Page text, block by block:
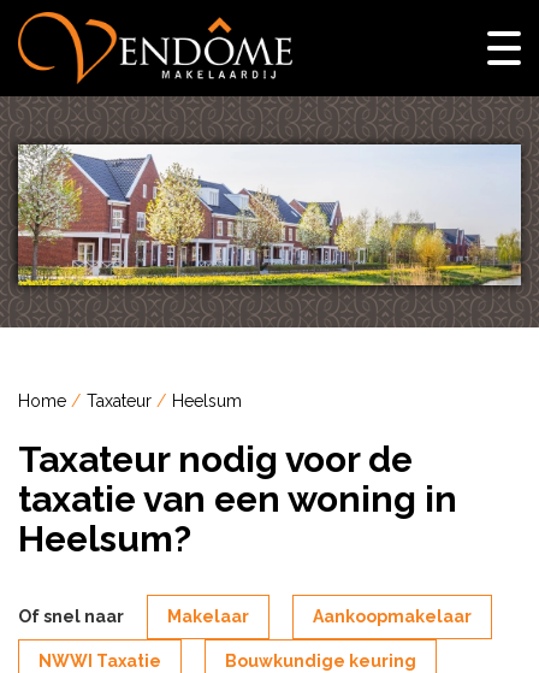
Home Taxateur Heelsum
Taxateur nodig voor de
taxatie van een woning in
Heelsum?
Of snel naar Makelaar Aankoopmakelaar
NWWI Taxatie Bouwkundige keuring